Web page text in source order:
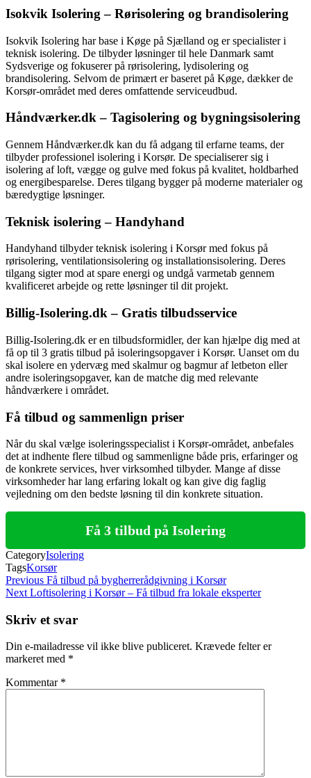
Isokvik Isolering – Rørisolering og brandisolering
Isokvik Isolering har base i Køge på Sjælland og er specialister i
teknisk isolering. De tilbyder løsninger til hele Danmark samt
Sydsverige og fokuserer på rørisolering, lydisolering og
brandisolering. Selvom de primært er baseret på Køge, dækker de
Korsør-området med deres omfattende serviceudbud.
Håndværker.dk – Tagisolering og bygningsisolering
Gennem Håndværker.dk kan du få adgang til erfarne teams, der
tilbyder professionel isolering i Korsør. De specialiserer sig i
isolering af loft, vægge og gulve med fokus på kvalitet, holdbarhed
og energibesparelse. Deres tilgang bygger på moderne materialer og
bæredygtige løsninger.
Teknisk isolering – Handyhand
Handyhand tilbyder teknisk isolering i Korsør med fokus på
rørisolering, ventilationsisolering og installationsisolering. Deres
tilgang sigter mod at spare energi og undgå varmetab gennem
kvalificeret arbejde og rette løsninger til dit projekt.
Billig-Isolering.dk – Gratis tilbudsservice
Billig-Isolering.dk er en tilbudsformidler, der kan hjælpe dig med at
få op til 3 gratis tilbud på isoleringsopgaver i Korsør. Uanset om du
skal isolere en ydervæg med skalmur og bagmur af letbeton eller
andre isoleringsopgaver, kan de matche dig med relevante
håndværkere i området.
Få tilbud og sammenlign priser
Når du skal vælge isoleringsspecialist i Korsør-området, anbefales
det at indhente flere tilbud og sammenligne både pris, erfaringer og
de konkrete services, hver virksomhed tilbyder. Mange af disse
virksomheder har lang erfaring lokalt og kan give dig faglig
vejledning om den bedste løsning til din konkrete situation.
Få 3 tilbud på Isolering
CategoryIsolering
TagsKorsør
Indlægsnavigation
Previous
Post
Previous Få tilbud på bygherrerådgivning i Korsør
Next
Next Loftisolering i Korsør – Få tilbud fra lokale eksperter
Skriv et svar
Din e-mailadresse vil ikke blive publiceret. Krævede felter er
markeret med *
Kommentar *